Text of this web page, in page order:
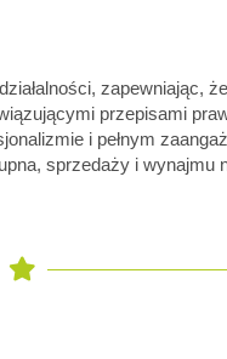
zapewniając,
przepisami
i pełnym
sprzedaży i wynajmu